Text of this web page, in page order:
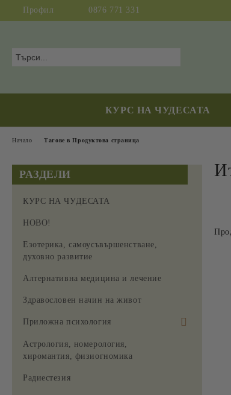
Профил 0876 771 331
КУРС НА ЧУДЕСАТА
РАЗДЕЛИ
КУРС НА ЧУДЕСАТА
НОВО!
Езотерика, самоусъвършенстване,
духовно развитие
Алтернативна медицина и лечение
Здравословен начин на живот
Приложна психология
За жената
Астрология, номерология,
хиромантия, физиогномика
Радиестезия
Начало Тагове в Продуктова страница